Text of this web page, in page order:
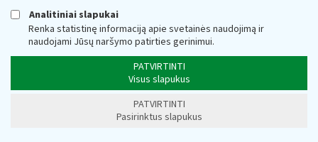
Analitiniai slapukai
Renka statistinę informaciją apie svetainės naudojimą ir
naudojami Jūsų naršymo patirties gerinimui.
PATVIRTINTI
Visus slapukus
PATVIRTINTI
Pasirinktus slapukus
Valstybinė mokesčių inspekcija prie Lietuvos
Respublikos finansų ministerijos
adresas: Vasario 16-osios g. 14, 01107 Vilnius, Lietuva, el.paštas:
, E. pristatymo dėžutės adresas 188659752